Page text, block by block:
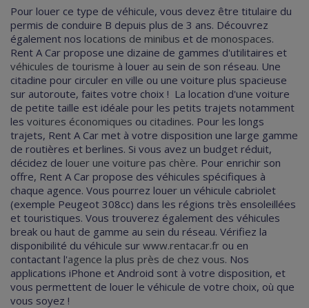
Pour louer ce type de véhicule, vous devez être titulaire du
permis de conduire B depuis plus de 3 ans. Découvrez
également nos locations de minibus et de monospaces.
Rent A Car propose une dizaine de gammes d'utilitaires et
véhicules de tourisme à louer au sein de son réseau. Une
citadine pour circuler en ville ou une voiture plus spacieuse
sur autoroute, faites votre choix ! La location d'une voiture
de petite taille est idéale pour les petits trajets notamment
les voitures économiques ou citadines. Pour les longs
trajets, Rent A Car met à votre disposition une large gamme
de routières et berlines. Si vous avez un budget réduit,
décidez de louer une voiture pas chère. Pour enrichir son
offre, Rent A Car propose des véhicules spécifiques à
chaque agence. Vous pourrez louer un véhicule cabriolet
(exemple Peugeot 308cc) dans les régions très ensoleillées
et touristiques. Vous trouverez également des véhicules
break ou haut de gamme au sein du réseau. Vérifiez la
disponibilité du véhicule sur www.rentacar.fr ou en
contactant l'agence la plus près de chez vous. Nos
applications iPhone et Android sont à votre disposition, et
vous permettent de louer le véhicule de votre choix, où que
vous soyez !